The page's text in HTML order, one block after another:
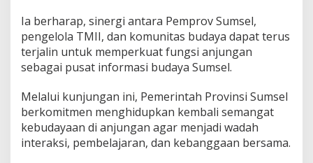
Ia berharap, sinergi antara Pemprov Sumsel,
pengelola TMII, dan komunitas budaya dapat terus
terjalin untuk memperkuat fungsi anjungan
sebagai pusat informasi budaya Sumsel.
Melalui kunjungan ini, Pemerintah Provinsi Sumsel
berkomitmen menghidupkan kembali semangat
kebudayaan di anjungan agar menjadi wadah
interaksi, pembelajaran, dan kebanggaan bersama.